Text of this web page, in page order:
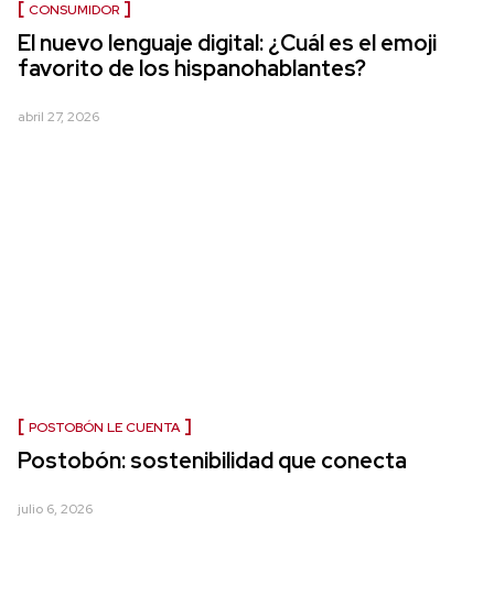
CONSUMIDOR
El nuevo lenguaje digital: ¿Cuál es el emoji
favorito de los hispanohablantes?
abril 27, 2026
POSTOBÓN LE CUENTA
Postobón: sostenibilidad que conecta
julio 6, 2026